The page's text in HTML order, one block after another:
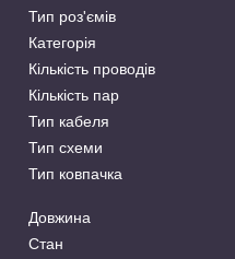
Тип роз'ємів
Категорія
Кількість проводів
Кількість пар
Тип кабеля
Тип схеми
Тип ковпачка
Довжина
Стан